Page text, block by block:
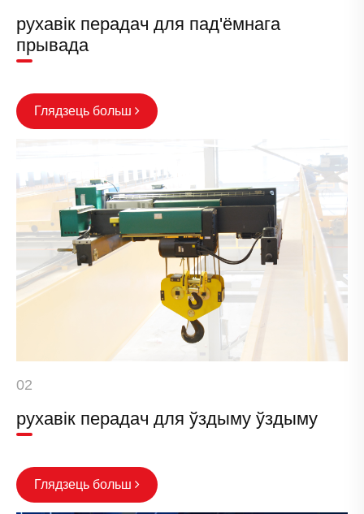
рухавік перадач для пад'ёмнага
прывада
Глядзець больш
02
рухавік перадач для ўздыму ўздыму
Глядзець больш